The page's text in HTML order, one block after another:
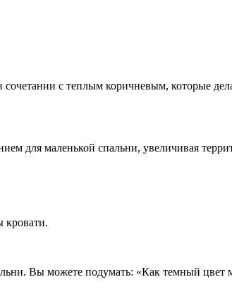
с теплым коричневым, которые
для маленькой спальни, увеличивая
кровати.
Вы можете подумать: «Как темный цвет